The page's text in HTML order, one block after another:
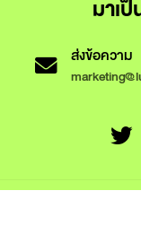
มาเ
ส่งข้อความ